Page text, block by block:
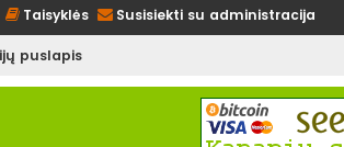
Taisyklės Susisiekti su administracija
puslapis